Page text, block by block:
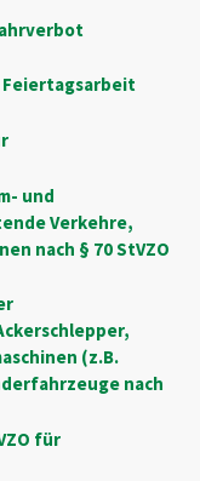
Feiertagsarbeit
und
Verkehre,
nach § 70 StVZO
(z.B.
nach
für